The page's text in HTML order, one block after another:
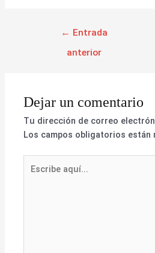
← Entrada
anterior
Dejar un comentario
Tu dirección de correo
Los campos obligatorios están
aquí...